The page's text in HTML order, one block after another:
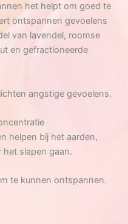
het helpt om goed te
ontspannen gevoelens
van lavendel, roomse
en gefractioneerde
angstige gevoelens.
helpen bij het aarden,
slapen gaan.
te kunnen ontspannen.